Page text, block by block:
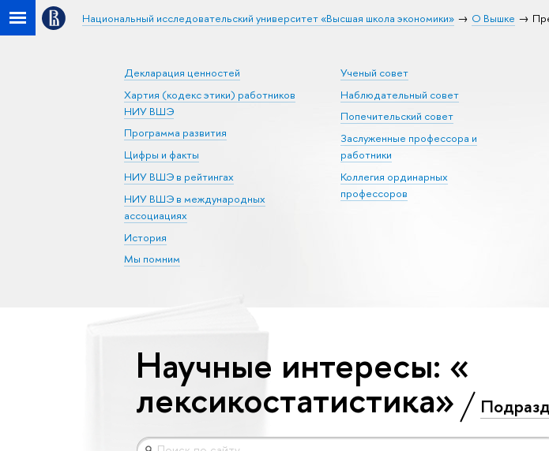
Национальный исследовательский университет «Высшая школа экономики» О Вышке
Декларация ценностей
Хартия (кодекс этики) работников
НИУ ВШЭ
Программа развития
Цифры и факты
НИУ ВШЭ в рейтингах
НИУ ВШЭ в международных
ассоциациях
История
Мы помним
Ученый совет
Наблюдательный совет
Попечительский совет
Заслуженные профессора и
работники
Коллегия ординарных
профессоров
Научные интересы: «
лексикостатистика»